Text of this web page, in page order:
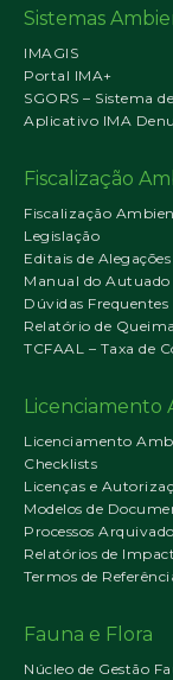
Sistemas
IMAGIS
Portal IMA+
SGORS – Sistema
Aplicativo IMA
Fiscalização
Fiscalização
Legislação
Editais de
Manual do Autuado
Dúvidas Frequentes
Relatório de
TCFAAL – Taxa de
Licenciamento
Licenciamento
Checklists
Licenças e
Modelos de
Processos
Relatórios de
Termos de
Fauna e Flora
Núcleo de Gestão